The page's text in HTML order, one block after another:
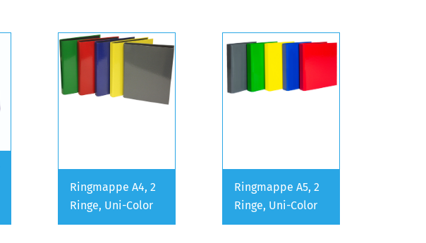
Ringmappe A4, 2
Ringe, Uni-Color
Ringmappe A5, 2
Ringe, Uni-Color